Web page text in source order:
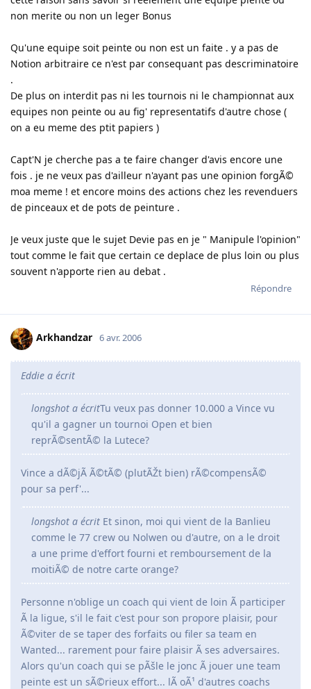
non merite ou non un leger Bonus
Qu'une equipe soit peinte ou non est un faite . y a pas de
Notion arbitraire ce n'est par consequant pas descriminatoire
.
De plus on interdit pas ni les tournois ni le championnat aux
equipes non peinte ou au fig' representatifs d'autre chose (
on a eu meme des ptit papiers )
Capt'N je cherche pas a te faire changer d'avis encore une
fois . je ne veux pas d'ailleur n'ayant pas une opinion forgÃ©
moa meme ! et encore moins des actions chez les revenduers
de pinceaux et de pots de peinture .
Je veux juste que le sujet Devie pas en je " Manipule l'opinion"
tout comme le fait que certain ce deplace de plus loin ou plus
souvent n'apporte rien au debat .
Répondre
Arkhandzar 6 avr. 2006
Eddie a écrit
longshot a écritTu veux pas donner 10.000 a Vince vu
qu'il a gagner un tournoi Open et bien
reprÃ©sentÃ© la Lutece?
Vince a dÃ©jÃ Ã©tÃ© (plutÃŽt bien) rÃ©compensÃ©
pour sa perf'...
longshot a écrit Et sinon, moi qui vient de la Banlieu
comme le 77 crew ou Nolwen ou d'autre, on a le droit
a une prime d'effort fourni et remboursement de la
moitiÃ© de notre carte orange?
Personne n'oblige un coach qui vient de loin Ã participer
Ã la ligue, s'il le fait c'est pour son propore plaisir, pour
Ã©viter de se taper des forfaits ou filer sa team en
Wanted... rarement pour faire plaisir Ã ses adversaires.
Alors qu'un coach qui se pÃšle le jonc Ã jouer une team
peinte est un sÃ©rieux effort... lÃ oÃ¹ d'autres coachs